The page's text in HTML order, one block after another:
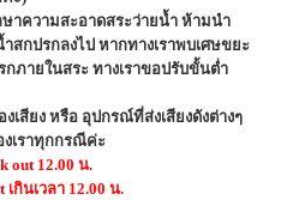
าความสะอาดสระว่ายน้ำ ห้ามนำ
สกปรกลงไป หากทางเราพบเศษขยะ
กภายในสระ ทางเราขอปรับขั้นต่ำ
เสียง หรือ อุปกรณ์ที่ส่งเสียงดังต่างๆ
เราทุกกรณีค่ะ
out 12.00 น.
กินเวลา 12.00 น.